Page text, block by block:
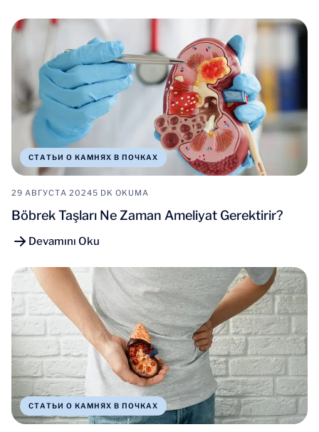
СТАТЬИ О КАМНЯХ В ПОЧКАХ
29 АВГУСТА 20245 DK OKUMA
Böbrek Taşları Ne Zaman Ameliyat Gerektirir?
Devamını Oku
СТАТЬИ О КАМНЯХ В ПОЧКАХ